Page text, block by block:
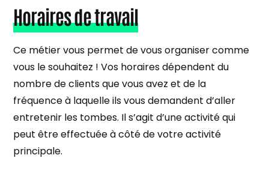
Horaires de travail
Ce métier vous permet de vous organiser comme
vous le souhaitez ! Vos horaires dépendent du
nombre de clients que vous avez et de la
fréquence à laquelle ils vous demandent d’aller
entretenir les tombes. Il s’agit d’une activité qui
peut être effectuée à côté de votre activité
principale.